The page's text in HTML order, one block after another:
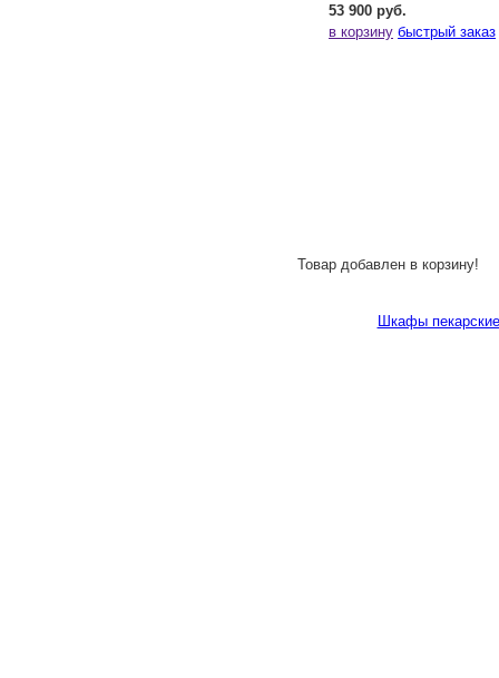
53 900 руб.
в корзину быстрый заказ
Товар добавлен в корзину!
Шкафы